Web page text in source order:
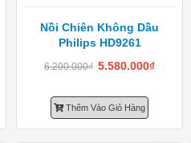
Nồi Chiên Không Dầu
Philips HD9261
6.200.000₫ 5.580.000₫
Thêm Vào Giỏ Hàng